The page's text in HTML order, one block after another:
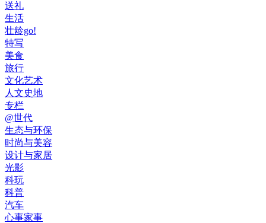
送礼
生活
壮龄go!
特写
美食
旅行
文化艺术
人文史地
专栏
@世代
生态与环保
时尚与美容
设计与家居
光影
科玩
科普
汽车
心事家事